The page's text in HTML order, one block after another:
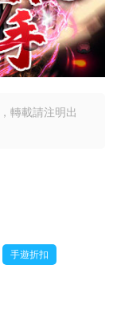
，轉載請注明出
手遊折扣